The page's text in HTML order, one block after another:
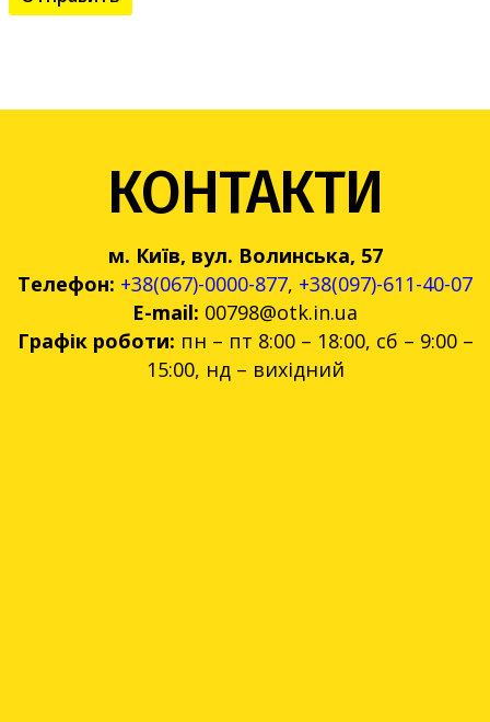
КОНТАКТИ
м. Київ, вул. Волинська, 57
Телефон: +38(067)-0000-877, +38(097)-611-40-07
E-mail: 00798@otk.in.ua
Графік роботи: пн – пт 8:00 – 18:00, сб – 9:00 –
15:00, нд – вихідний